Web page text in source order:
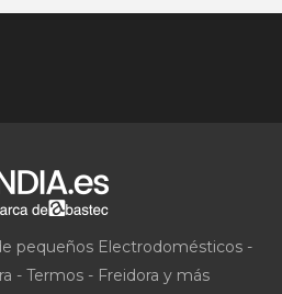
pequeños Electrodomésticos -
- Termos - Freidora y más